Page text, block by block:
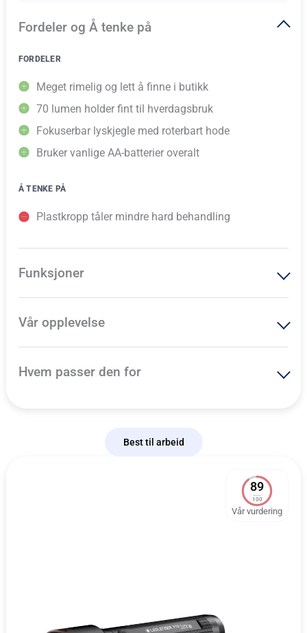
Fordeler og Å tenke på
FORDELER
Meget rimelig og lett å finne i butikk
70 lumen holder fint til hverdagsbruk
Fokuserbar lyskjegle med roterbart hode
Bruker vanlige AA-batterier overalt
Å TENKE PÅ
Plastkropp tåler mindre hard behandling
Funksjoner
Vår opplevelse
Hvem passer den for
Best til arbeid
89
100
Vår vurdering